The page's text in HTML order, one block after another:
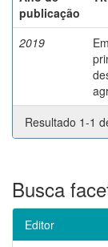
publicação
2019
Resultado 1-1
Busca
Editor